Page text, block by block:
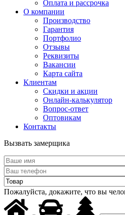
Оплата и рассрочка
О компании
Производство
Гарантия
Портфолио
Отзывы
Реквизиты
Вакансии
Карта сайта
Клиентам
Скидки и акции
Онлайн-калькулятор
Вопрос-ответ
Оптовикам
Контакты
Вызвать замерщика
Пожалуйста, докажите, что вы